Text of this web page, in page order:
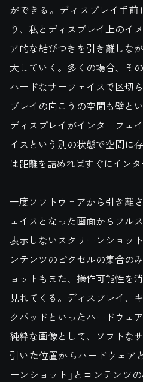
ができる。ディスプレイ手
り、私とディスプレイ上のイ
ア的な結びつきを引き離しな
大していく。多くの場合、そ
ハードなサーフェイスで区切
プレイの向こうの空間も壁と
ディスプレイがインターフェ
イスという別の状態で空間に
は距離を詰めればすぐにインタ
一度ソフトウェアから引き離
ェイスとなった画面からフル
表示しないスクリーンショッ
ンテンツのピクセルの集合の
ョットもまた、操作可能性を
見れてくる。ディスプレイ、
クパッドといったハードウェ
純粋な画像として、ソフトな
引いた位置からハードウェア
ーンショット」とコンテンツ